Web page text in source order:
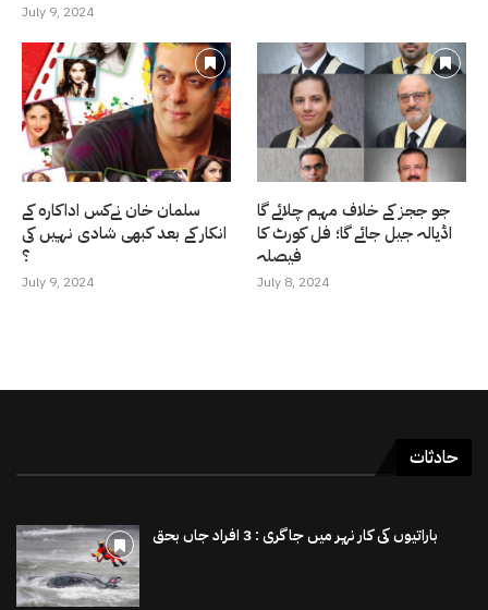
July 9, 2024
سلمان خان نےکس اداکارہ کے
انکار کے بعد کبھی شادی نہیں کی
؟
July 9, 2024
جو ججز کے خلاف مہم چلائے گا
اڈیالہ جیل جائے گا؛ فل کورٹ کا
فیصلہ
July 8, 2024
حادثات
باراتیوں کی کار نہر میں جاگری : 3 افراد جاں بحق